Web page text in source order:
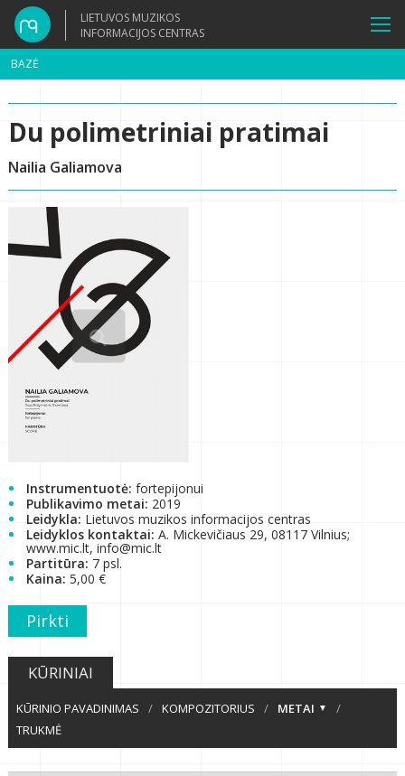
LIETUVOS MUZIKOS
INFORMACIJOS CENTRAS
BAZĖ
Du polimetriniai pratimai
Nailia Galiamova
Instrumentuotė: fortepijonui
Publikavimo metai: 2019
Leidykla: Lietuvos muzikos informacijos centras
Leidyklos kontaktai: A. Mickevičiaus 29, 08117 Vilnius;
www.mic.lt, info@mic.lt
Partitūra: 7 psl.
Kaina: 5,00 €
Pirkti
KŪRINIAI
KŪRINIO PAVADINIMAS / KOMPOZITORIUS / METAI
/
TRUKMĖ